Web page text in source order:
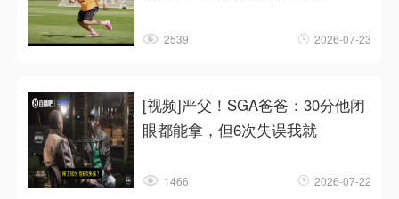
2539 2026-07-23
[视频]严父！SGA爸爸：30分他闭
眼都能拿，但6次失误我就
1466 2026-07-22